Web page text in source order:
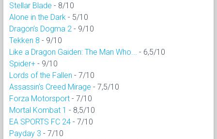
Stellar Blade - 8/10
Alone in the Dark - 5/10
Dragon’s Dogma 2 - 9/10
Tekken 8 - 9/10
Like a Dragon Gaiden: The Man Who...
- 6,5/10
Spider+ - 9/10
Lords of the Fallen - 7/10
Assassin's Creed Mirage - 7,5/10
Forza Motorsport - 7/10
Mortal Kombat 1 - 8,5/10
EA SPORTS FC 24 - 7/10
Payday 3 - 7/10